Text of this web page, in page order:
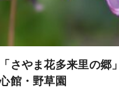
さやま花多来里の郷
館・野草園